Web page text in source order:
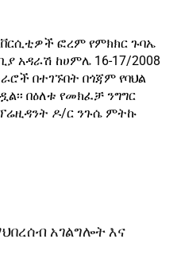
ፎረም የምክክር ጉባኤ
አዳራሽ ከሀምሌ 16-17/2008
በተገኙበት በጎጃም የባህል
በዕለቱ የመክፈቻ ንግግር
ዶ/ር ንጉሴ ምትኩ
አገልግሎት እና